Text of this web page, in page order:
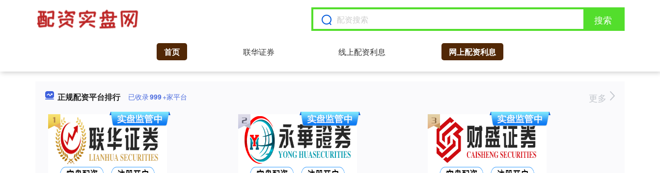
搜索
首页 联华证券 线上配资利息 网上配资利息
正规配资平台排行 已收录999+家平台 更多